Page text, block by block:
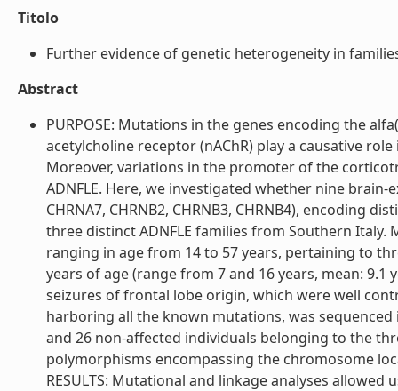
Titolo
Further evidence of genetic heterogeneity in
Abstract
PURPOSE: Mutations in the genes encoding the
acetylcholine receptor (nAChR) play a causative
Moreover, variations in the promoter of the
ADNFLE. Here, we investigated whether nine brain-
CHRNA7, CHRNB2, CHRNB3, CHRNB4), encoding
three distinct ADNFLE families from Southern Italy.
ranging in age from 14 to 57 years, pertaining to
years of age (range from 7 and 16 years, mean:
seizures of frontal lobe origin, which were well
harboring all the known mutations, was
and 26 non-affected individuals belonging to the
polymorphisms encompassing the chromosome
RESULTS: Mutational and linkage analyses